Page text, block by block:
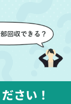
さい！